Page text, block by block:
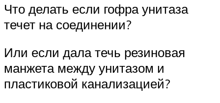
Что делать если гофра унитаза
течет на соединении?
Или если дала течь резиновая
манжета между унитазом и
пластиковой канализацией?